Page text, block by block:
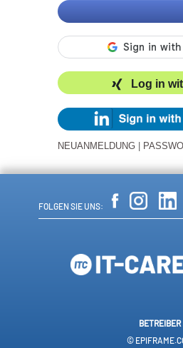
Log in
NEUANMELDUNG
FOLGEN SIE UNS:
BETREIBER
©